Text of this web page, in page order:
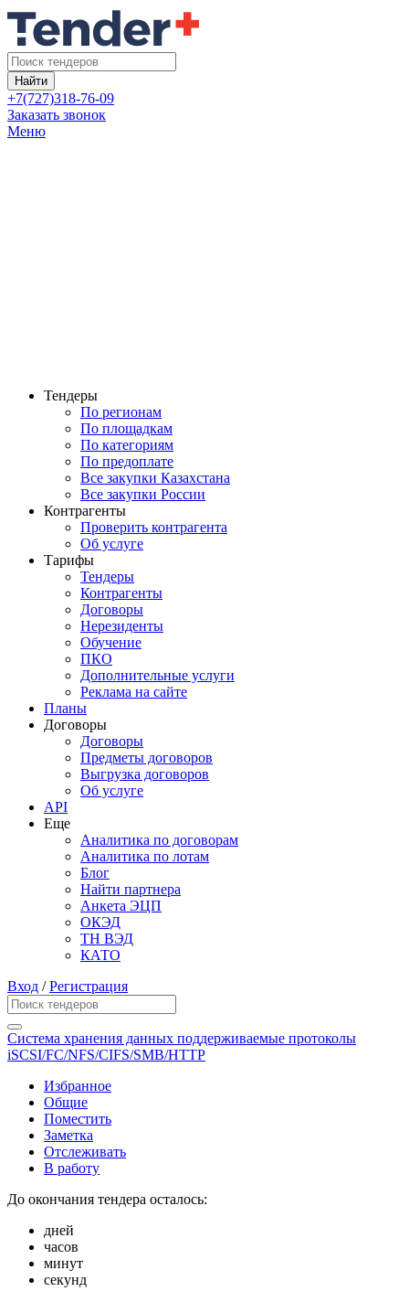
Найти
+7(727)318-76-09
Заказать звонок
Меню
Тендеры
По регионам
По площадкам
По категориям
По предоплате
Все закупки Казахстана
Все закупки России
Контрагенты
Проверить контрагента
Об услуге
Тарифы
Тендеры
Контрагенты
Договоры
Нерезиденты
Обучение
ПКО
Дополнительные услуги
Реклама на сайте
Планы
Договоры
Договоры
Предметы договоров
Выгрузка договоров
Об услуге
API
Еще
Аналитика по договорам
Аналитика по лотам
Блог
Найти партнера
Анкета ЭЦП
ОКЭД
ТН ВЭД
КАТО
Вход /Регистрация
Система хранения данных поддерживаемые протоколы
iSCSI/FC/NFS/CIFS/SMB/HTTP
Избранное
Общие
Поместить
Заметка
Отслеживать
В работу
До окончания тендера осталось:
дней
часов
минут
секунд